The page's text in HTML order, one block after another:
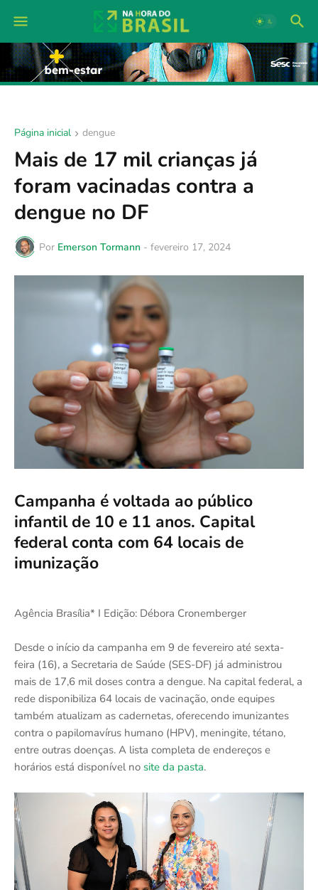
Página inicial dengue
Mais de 17 mil crianças já
foram vacinadas contra a
dengue no DF
Por Emerson Tormann - fevereiro 17, 2024
Campanha é voltada ao público
infantil de 10 e 11 anos. Capital
federal conta com 64 locais de
imunização
Agência Brasília* I Edição: Débora Cronemberger
Desde o início da campanha em 9 de fevereiro até sexta-
feira (16), a Secretaria de Saúde (SES-DF) já administrou
mais de 17,6 mil doses contra a dengue. Na capital federal, a
rede disponibiliza 64 locais de vacinação, onde equipes
também atualizam as cadernetas, oferecendo imunizantes
contra o papilomavírus humano (HPV), meningite, tétano,
entre outras doenças. A lista completa de endereços e
horários está disponível no site da pasta.